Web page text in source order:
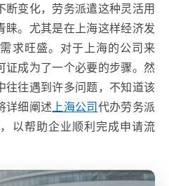
断变化，劳务派遣这种灵活用
睐。尤其是在上海这样经济发
求旺盛。对于上海的公司来
证成为了一个必要的步骤。然
往往遇到许多问题，不知道该
详细阐述上海公司代办劳务派
以帮助企业顺利完成申请流